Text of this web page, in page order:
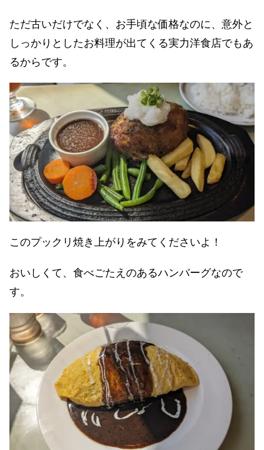
ただ古いだけでなく、お手頃な価格なのに、意外と
しっかりとしたお料理が出てくる実力洋食店でもあ
るからです。
このプックリ焼き上がりをみてくださいよ！
おいしくて、食べごたえのあるハンバーグなので
す。